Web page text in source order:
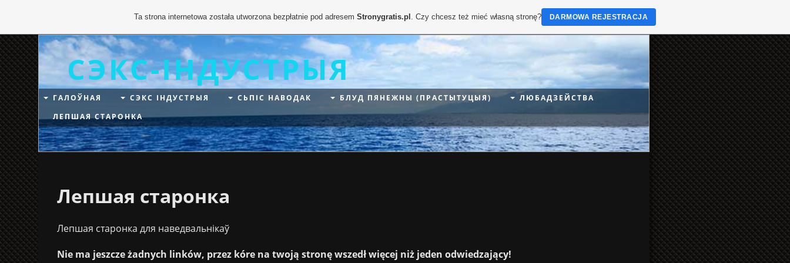
СЭКС-ІНДУСТРЫЯ
ГАЛОЎНАЯ СЭКС ІНДУСТРЫЯ СЬПІС НАВОДАК БЛУД ПЯНЕЖНЫ (ПРАСТЫТУЦЫЯ)
ЛЮБАДЗЕЙСТВА
ЛЕПШАЯ СТАРОНКА
Лепшая старонка
Лепшая старонка для наведвальнікаў
Nie ma jeszcze żadnych linków, przez kóre na twoją stronę wszedł więcej niż jeden odwiedzający!
Ta strona internetowa została utworzona bezpłatnie pod adresem Stronygratis.pl . Czy chcesz też mieć własną stronę? DARMOWA REJESTRACJA